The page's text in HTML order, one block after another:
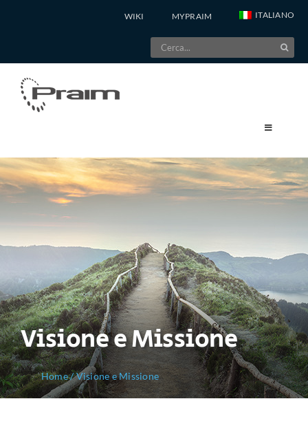
WIKI MYPRAIM ITALIANO
Cerca
per:
Visione e Missione
Home/Visione e Missione